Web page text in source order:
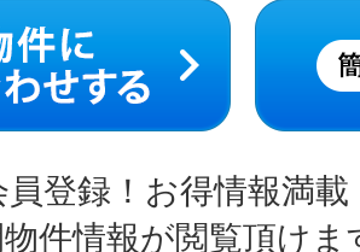
登録！お得情報満載
件情報が閲覧頂けま